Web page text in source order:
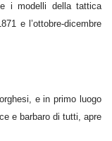
i modelli della tattica
e l’ottobre-dicembre
e in primo luogo
e barbaro di tutti, apre